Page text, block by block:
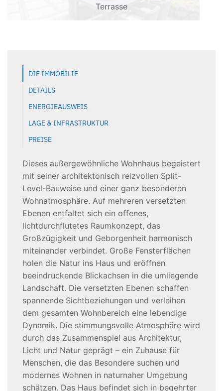
Terrasse
DIE IMMOBILIE
DETAILS
ENERGIEAUSWEIS
LAGE & INFRASTRUKTUR
PREISE
Dieses außergewöhnliche Wohnhaus begeistert
mit seiner architektonisch reizvollen Split-
Level-Bauweise und einer ganz besonderen
Wohnatmosphäre. Auf mehreren versetzten
Ebenen entfaltet sich ein offenes,
lichtdurchflutetes Raumkonzept, das
Großzügigkeit und Geborgenheit harmonisch
miteinander verbindet. Große Fensterflächen
holen die Natur ins Haus und eröffnen
beeindruckende Blickachsen in die umliegende
Landschaft. Die versetzten Ebenen schaffen
spannende Sichtbeziehungen und verleihen
dem gesamten Wohnbereich eine lebendige
Dynamik. Die stimmungsvolle Atmosphäre wird
durch das Zusammenspiel aus Architektur,
Licht und Natur geprägt – ein Zuhause für
Menschen, die das Besondere suchen und
modernes Wohnen in naturnaher Umgebung
schätzen. Das Haus befindet sich in begehrter